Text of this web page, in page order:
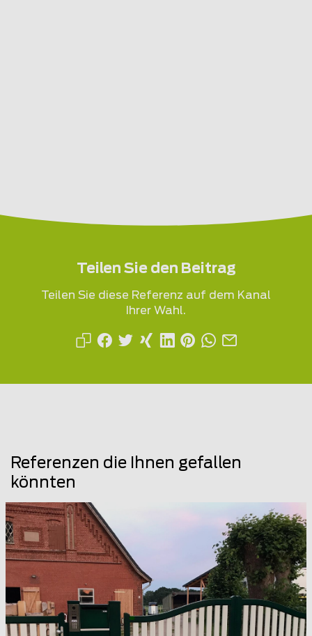
Teilen Sie den Beitrag
Teilen Sie diese Referenz auf dem Kanal
Ihrer Wahl.
Referenzen die Ihnen gefallen
könnten